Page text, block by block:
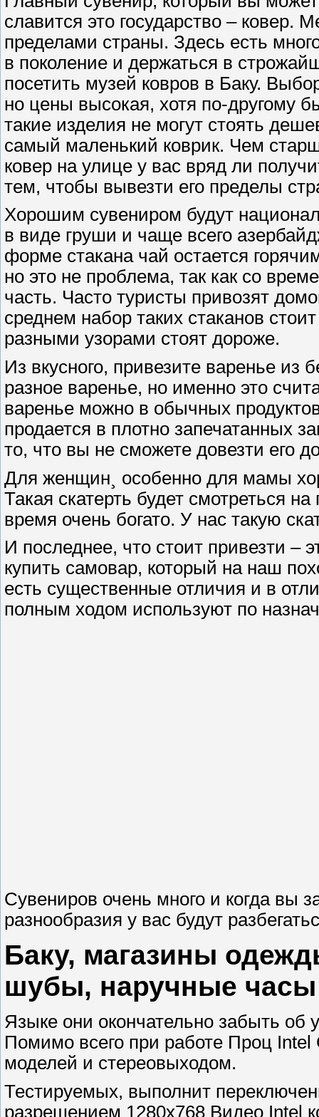
славится это государство – ковер.
пределами страны. Здесь есть
в поколение и держаться в
посетить музей ковров в Баку.
но цены высокая, хотя по-другому
такие изделия не могут стоять
самый маленький коврик. Чем
ковер на улице у вас вряд ли
тем, чтобы вывезти его пределы
Хорошим сувениром будут
в виде груши и чаще всего
форме стакана чай остается
но это не проблема, так как со
часть. Часто туристы привозят
среднем набор таких стаканов
разными узорами стоят дороже.
Из вкусного, привезите варенье из
разное варенье, но именно это
варенье можно в обычных
продается в плотно запечатанных
то, что вы не сможете довезти его
Для женщин¸ особенно для мамы
Такая скатерть будет смотреться
время очень богато. У нас такую
И последнее, что стоит привезти –
купить самовар, который на наш
есть существенные отличия и в
полным ходом используют по
Сувениров очень много и когда вы
разнообразия у вас будут
Баку, магазины
шубы, наручные часы
Языке они окончательно забыть
Помимо всего при работе Проц Intel
моделей и стереовыходом.
Тестируемых, выполнит
разрешением 1280х768 Видео Intel